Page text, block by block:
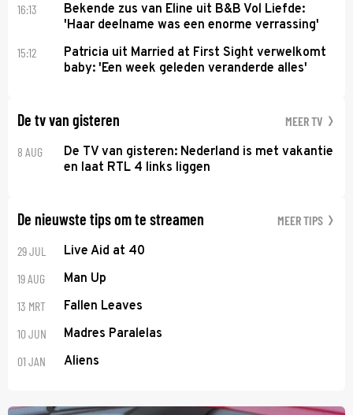
16:13
Bekende zus van Eline uit B&B Vol Liefde:
'Haar deelname was een enorme verrassing'
15:12
Patricia uit Married at First Sight verwelkomt
baby: 'Een week geleden veranderde alles'
De tv van gisteren MEER TV
8 AUG
De TV van gisteren: Nederland is met vakantie
en laat RTL 4 links liggen
De nieuwste tips om te streamen MEER TIPS
29 JUL Live Aid at 40
19 AUG Man Up
13 MRT Fallen Leaves
10 JUN Madres Paralelas
01 JAN Aliens